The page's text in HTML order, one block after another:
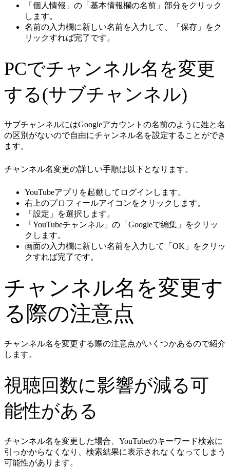
「個人情報」の「基本情報欄の名前」部分をクリック
します。
名前の入力欄に新しい名前を入力して、「保存」をク
リックすれば完了です。
PCでチャンネル名を変更
する(サブチャンネル)
サブチャンネルにはGoogleアカウントの名前のように姓と名
の区別がないので自由にチャンネル名を設定することができ
ます。
チャンネル名変更の詳しい手順は以下となります。
YouTubeアプリを起動してログインします。
右上のプロフィールアイコンをクリックします。
「設定」を選択します。
「YouTubeチャンネル」の「Googleで編集」をクリッ
クします。
画面の入力欄に新しい名前を入力して「OK」をクリッ
クすれば完了です。
チャンネル名を変更す
る際の注意点
チャンネル名を変更する際の注意点がいくつかあるので紹介
します。
視聴回数に影響が減る可
能性がある
チャンネル名を変更した場合、YouTubeのキーワード検索に
引っかからなくなり、検索結果に表示されなくなってしまう
可能性があります。